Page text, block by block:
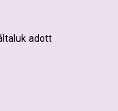
adott